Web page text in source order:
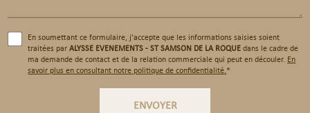
En soumettant ce formulaire, j'accepte que les informations saisies soient
traitées parALYSSE EVENEMENTS - ST SAMSON DE LA ROQUEdans le cadre de
ma demande de contact et de la relation commerciale qui peut en découler. En
savoir plus en consultant notre politique de confidentialité.*